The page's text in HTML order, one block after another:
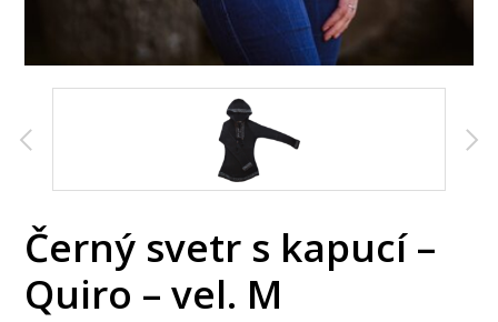
Černý svetr s kapucí –
Quiro – vel. M